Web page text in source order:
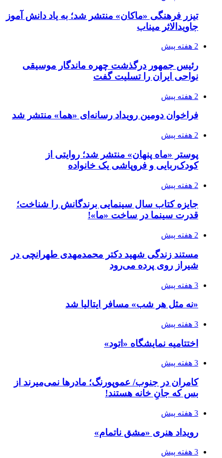
تیزر فرهنگی «ماکان» منتشر شد؛ به یاد دانش آموز
جاویدالاثر میناب
2 هفته پیش
رئیس جمهور درگذشت چهره ماندگار موسیقی
نواحی ایران را تسلیت گفت
2 هفته پیش
فراخوان دومین رویداد رسانه‌ای «هما» منتشر شد
2 هفته پیش
پوستر «ماه پنهان» منتشر شد؛ روایتی از
کودک‌ربایی و فروپاشی یک خانواده
2 هفته پیش
جایزه کتاب سال سینمایی برندگانش را شناخت؛
قدرت سینما در ساخت «ما»!
2 هفته پیش
مستند زندگی شهید دکتر محمدمهدی طهرانچی در
شیراز روی پرده می‌رود
3 هفته پیش
«نه مثل هر شب» مسافر ایتالیا شد
3 هفته پیش
اختتامیه نمایشگاه «اتود»
3 هفته پیش
کامران در جنوب/ عموپورنگ؛ مادرها نمی‌میرند از
بس که جانِ خانه هستند!
3 هفته پیش
رویداد هنری «مشق ناتمام»
3 هفته پیش